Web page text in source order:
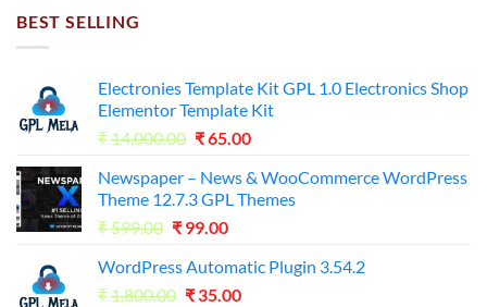
BEST SELLING
Electronies Template Kit GPL 1.0 Electronics Shop
Elementor Template Kit
₹14,000.00 Original
was:
₹14,000.00.
₹65.00Current
is:
₹65.00.
Newspaper – News & WooCommerce WordPress
Theme 12.7.3 GPL Themes
₹599.00 Original
was:
₹599.00.
₹ 99.00Current
is:
₹99.00.
WordPress Automatic Plugin 3.54.2
₹1,800.00 Original
₹ 35.00Current